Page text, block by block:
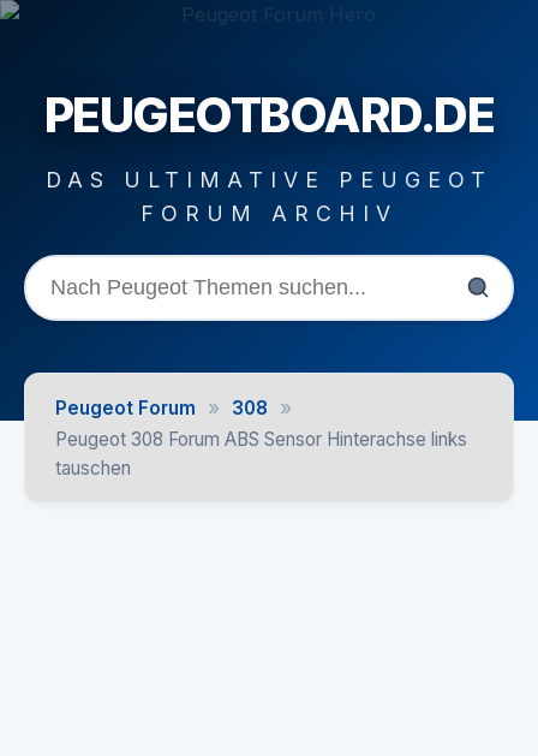
PEUGEOTBOARD.DE
DAS ULTIMATIVE PEUGEOT
FORUM ARCHIV
Peugeot Forum » 308 »
Peugeot 308 Forum ABS Sensor Hinterachse links
tauschen